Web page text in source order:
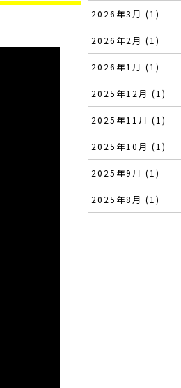
2026年3月 (1)
2026年2月 (1)
2026年1月 (1)
2025年12月 (1)
2025年11月 (1)
2025年10月 (1)
2025年9月 (1)
2025年8月 (1)